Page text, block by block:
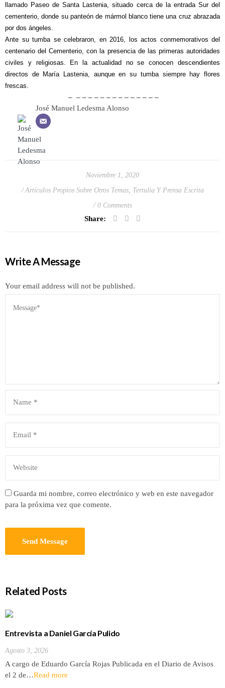
llamado Paseo de Santa Lastenia, situado cerca de la entrada Sur del
cementerio, donde su panteón de mármol blanco tiene una cruz abrazada
por dos ángeles.
Ante su tumba se celebraron, en 2016, los actos conmemorativos del
centenario del Cementerio, con la presencia de las primeras autoridades
civiles y religiosas.
En la actualidad no se conocen descendientes
directos de María Lastenia, aunque en su tumba siempre hay flores
frescas.
– – – – – – – – – – – – – – –
José Manuel Ledesma Alonso
Noviembre 1, 2020
Artículos Propios Sobre Otros Temas, Tertulia Y Prensa Escrita
0 Comments
Share:
Write A Message
Your email address will not be published.
Guarda mi nombre, correo electrónico y web en este navegador
para la próxima vez que comente.
Related Posts
Entrevista a Daniel García Pulido
Agosto 3, 2026
A cargo de Eduardo García Rojas Publicada en el Diario de Avisos
el 2 de…Read more